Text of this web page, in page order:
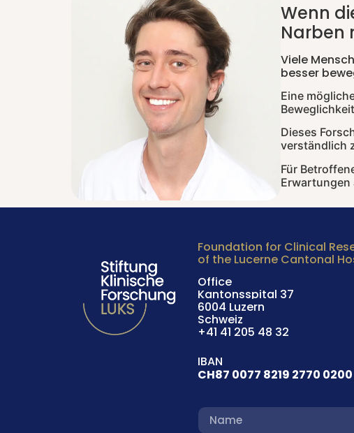
Wenn
Narben
Viele
besser
Eine
Dieses
verständlich
Für
Erwartungen
Foundation for Clinical
of the Lucerne Cantonal
Office
Kantonsspital 37
6004 Luzern
Schweiz
+41 41 205 48 32
IBAN
CH87 0077 8219 2770 0200